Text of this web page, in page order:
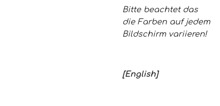
Bitte beachtet das
die Farben auf jedem
Bildschirm variieren!
[English]